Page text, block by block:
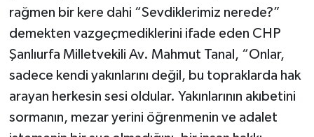
rağmen bir kere dahi “Sevdiklerimiz nerede?”
demekten vazgeçmediklerini ifade eden CHP
Şanlıurfa Milletvekili Av. Mahmut Tanal, “Onlar,
sadece kendi yakınlarını değil, bu topraklarda hak
arayan herkesin sesi oldular. Yakınlarının akıbetini
sormanın, mezar yerini öğrenmenin ve adalet